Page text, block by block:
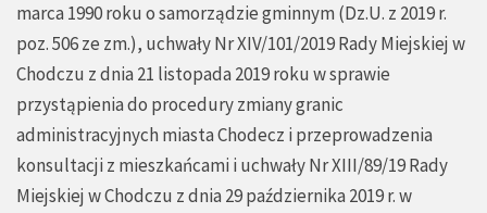
marca 1990 roku o samorządzie gminnym (Dz.U. z 2019 r.
poz. 506 ze zm.), uchwały Nr XIV/101/2019 Rady Miejskiej w
Chodczu z dnia 21 listopada 2019 roku w sprawie
przystąpienia do procedury zmiany granic
administracyjnych miasta Chodecz i przeprowadzenia
konsultacji z mieszkańcami i uchwały Nr XIII/89/19 Rady
Miejskiej w Chodczu z dnia 29 października 2019 r. w